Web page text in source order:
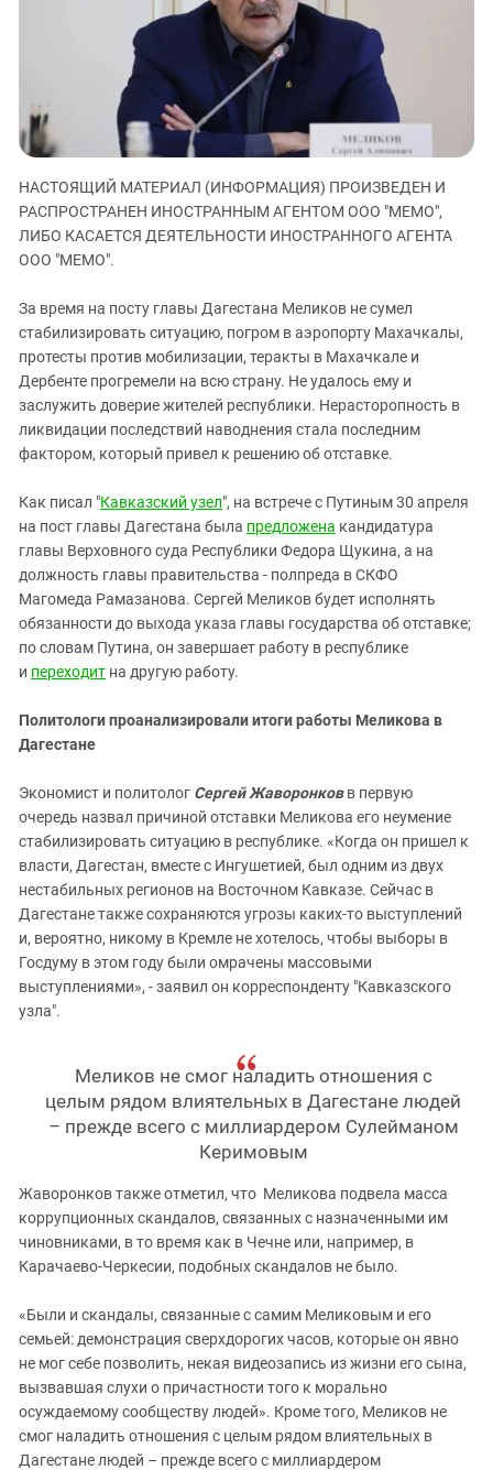
ЗАСТАВЛЯЕТ
КАВКАЗ ЗА ПАЛЕСТИНУ
ИНАКОМЫСЛИЕ В ЧЕЧНЕ
ПРЕСЛЕДОВАНИЕ АКТИВИСТОВ
МОБИЛИЗАЦИЯ И ПРОТЕСТЫ
Кабардино-Балкария
Калмыкия
Карачаево-Черкесия
Краснодарский край
Российская Федерация
Северная Осетия - Алания
СКФО
Ставропольский край
Чечня
Южная Осетия
Южный Кавказ
ЮФО
НАСТОЯЩИЙ МАТЕРИАЛ (ИНФОРМАЦИЯ) ПРОИЗВЕДЕН И
РАСПРОСТРАНЕН ИНОСТРАННЫМ АГЕНТОМ ООО "МЕМО",
ЛИБО КАСАЕТСЯ ДЕЯТЕЛЬНОСТИ ИНОСТРАННОГО АГЕНТА
ООО "МЕМО".
За время на посту главы Дагестана Меликов не сумел
стабилизировать ситуацию, погром в аэропорту Махачкалы,
протесты против мобилизации, теракты в Махачкале и
Дербенте прогремели на всю страну. Не удалось ему и
заслужить доверие жителей республики. Нерасторопность в
ликвидации последствий наводнения стала последним
фактором, который привел к решению об отставке.
Как писал "Кавказский узел", на встрече с Путиным 30 апреля
на пост главы Дагестана была предложена кандидатура
главы Верховного суда Республики Федора Щукина, а на
должность главы правительства - полпреда в СКФО
Магомеда Рамазанова. Сергей Меликов будет исполнять
обязанности до выхода указа главы государства об отставке;
по словам Путина, он завершает работу в республике
и переходит на другую работу.
Политологи проанализировали итоги работы Меликова в
Дагестане
Экономист и политолог Сергей Жаворонковв первую
очередь назвал причиной отставки Меликова его неумение
стабилизировать ситуацию в республике. «Когда он пришел к
власти, Дагестан, вместе с Ингушетией, был одним из двух
нестабильных регионов на Восточном Кавказе. Сейчас в
Дагестане также сохраняются угрозы каких-то выступлений
и, вероятно, никому в Кремле не хотелось, чтобы выборы в
Госдуму в этом году были омрачены массовыми
выступлениями», - заявил он корреспонденту "Кавказского
узла".
Меликов не смог наладить отношения с
целым рядом влиятельных в Дагестане людей
– прежде всего с миллиардером Сулейманом
Керимовым
Жаворонков также отметил, что Меликова подвела масса
коррупционных скандалов, связанных с назначенными им
чиновниками, в то время как в Чечне или, например, в
Карачаево-Черкесии, подобных скандалов не было.
«Были и скандалы, связанные с самим Меликовым и его
семьей: демонстрация сверхдорогих часов, которые он явно
не мог себе позволить, некая видеозапись из жизни его сына,
вызвавшая слухи о причастности того к морально
осуждаемому сообществу людей». Кроме того, Меликов не
смог наладить отношения с целым рядом влиятельных в
Дагестане людей – прежде всего с миллиардером